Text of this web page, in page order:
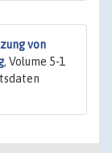
von
, Volume 5-1